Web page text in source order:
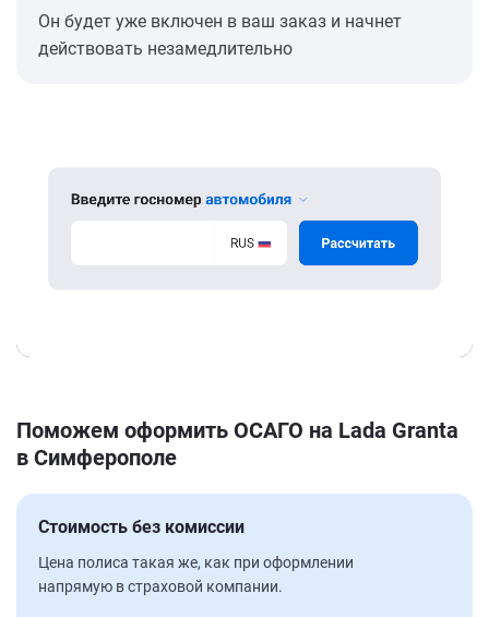
Он будет уже включен в ваш заказ и начнет
действовать незамедлительно
Поможем оформить ОСАГО на Lada Granta
в Симферополе
Стоимость без комиссии
Цена полиса такая же, как при оформлении
напрямую в страховой компании.